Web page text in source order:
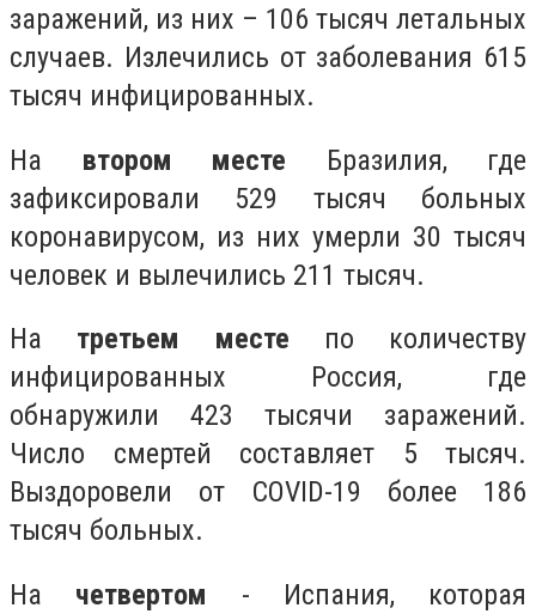
заражений, из них – 106 тысяч летальных
случаев. Излечились от заболевания 615
тысяч инфицированных.
На втором месте Бразилия, где
зафиксировали 529 тысяч больных
коронавирусом, из них умерли 30 тысяч
человек и вылечились 211 тысяч.
На третьем месте по количеству
инфицированных Россия, где
обнаружили 423 тысячи заражений.
Число смертей составляет 5 тысяч.
Выздоровели от COVID-19 более 186
тысяч больных.
На четвертом - Испания, которая